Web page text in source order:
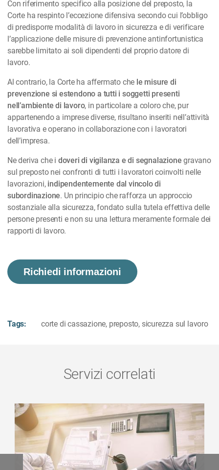
Con riferimento specifico alla posizione del preposto, la
Corte ha respinto l’eccezione difensiva secondo cui l’obbligo
di predisporre modalità di lavoro in sicurezza e di verificare
l’applicazione delle misure di prevenzione antinfortunistica
sarebbe limitato ai soli dipendenti del proprio datore di
lavoro.
Al contrario, la Corte ha affermato che le misure di
prevenzione si estendono a tutti i soggetti presenti
nell’ambiente di lavoro, in particolare a coloro che, pur
appartenendo a imprese diverse, risultano inseriti nell’attività
lavorativa e operano in collaborazione con i lavoratori
dell’impresa.
Ne deriva che i doveri di vigilanza e di segnalazione gravano
sul preposto nei confronti di tutti i lavoratori coinvolti nelle
lavorazioni, indipendentemente dal vincolo di
subordinazione. Un principio che rafforza un approccio
sostanziale alla sicurezza, fondato sulla tutela effettiva delle
persone presenti e non su una lettura meramente formale dei
rapporti di lavoro.
Richiedi informazioni
Tags: corte di cassazione, preposto, sicurezza sul lavoro
Servizi correlati